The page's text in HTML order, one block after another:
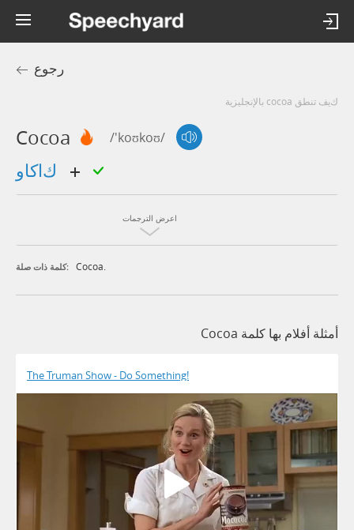
رجوع
كيف تنطق cocoa بالإنجليزية
Cocoa /'koʊkoʊ/
اعرض الترجمات
كلمة ذات صلة: Cocoa.
أمثلة أفلام بها كلمة Cocoa
The Truman Show - Do Something!